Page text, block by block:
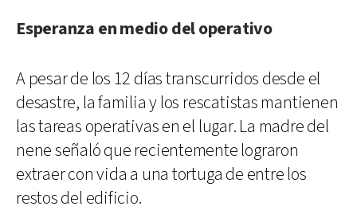
Esperanza en medio del operativo
A pesar de los 12 días transcurridos desde el
desastre, la familia y los rescatistas mantienen
las tareas operativas en el lugar. La madre del
nene señaló que recientemente lograron
extraer con vida a una tortuga de entre los
restos del edificio.